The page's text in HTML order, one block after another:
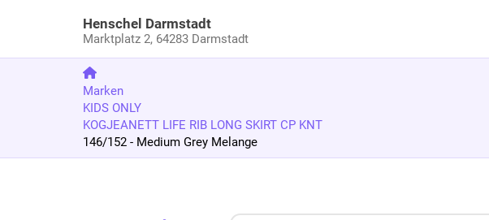
Henschel Darmstadt
Marktplatz 2, 64283 Darmstadt
Marken
KIDS ONLY
KOGJEANETT LIFE RIB LONG SKIRT CP KNT
146/152 - Medium Grey Melange